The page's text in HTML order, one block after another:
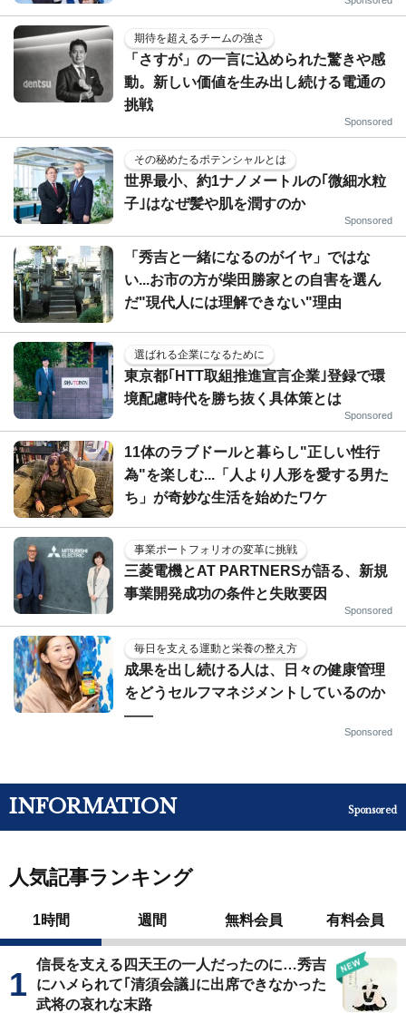
期待を超えるチームの強さ
「さすが」の一言に込められた驚きや感
動。新しい価値を生み出し続ける電通の
挑戦
Sponsored
その秘めたるポテンシャルとは
世界最小、約1ナノメートルの｢微細水粒
子｣はなぜ髪や肌を潤すのか
Sponsored
「秀吉と一緒になるのがイヤ」ではな
い...お市の方が柴田勝家との自害を選ん
だ"現代人には理解できない"理由
選ばれる企業になるために
東京都｢HTT取組推進宣言企業｣登録で環
境配慮時代を勝ち抜く具体策とは
Sponsored
11体のラブドールと暮らし"正しい性行
為"を楽しむ...「人より人形を愛する男た
ち」が奇妙な生活を始めたワケ
事業ポートフォリオの変革に挑戦
三菱電機とAT PARTNERSが語る、新規
事業開発成功の条件と失敗要因
Sponsored
毎日を支える運動と栄養の整え方
成果を出し続ける人は、日々の健康管理
をどうセルフマネジメントしているのか
——
Sponsored
INFORMATION Sponsored
人気記事ランキング
1時間 週間 無料会員 有料会員
信長を支える四天王の一人だったのに…秀吉
にハメられて｢清須会議｣に出席できなかった
武将の哀れな末路